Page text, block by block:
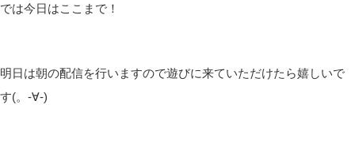
では今日はここまで！
明日は朝の配信を行いますので遊びに来ていただけたら嬉しいで
す(。-∀-)